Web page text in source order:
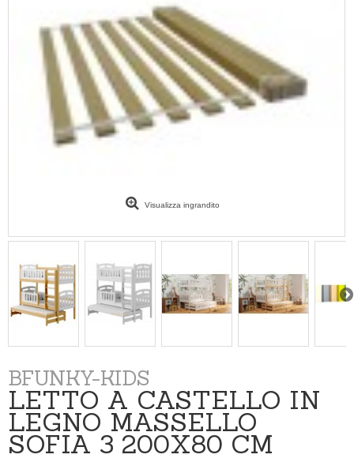
Visualizza ingrandito
BFUNKY-KIDS
LETTO A CASTELLO IN
LEGNO MASSELLO
SOFIA 3 200X80 CM